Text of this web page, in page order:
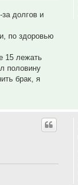
долгов и
по здоровью
15 лежать
половину
брак, я